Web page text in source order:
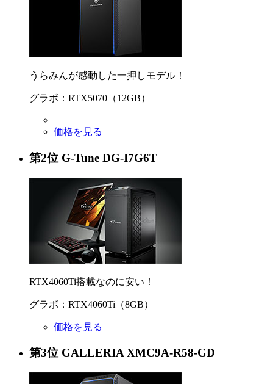
うらみんが感動した一押しモデル！
グラボ：RTX5070（12GB）
価格を見る
第2位 G-Tune DG-I7G6T
RTX4060Ti搭載なのに安い！
グラボ：RTX4060Ti（8GB）
価格を見る
第3位 GALLERIA XMC9A-R58-GD